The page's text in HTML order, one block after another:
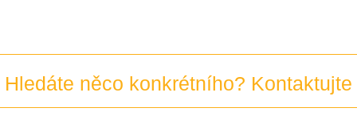
Hledáte něco konkrétního?